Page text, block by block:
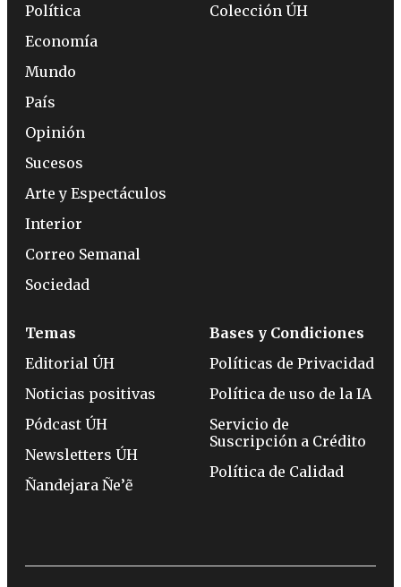
Política
Economía
Mundo
País
Opinión
Sucesos
Arte y Espectáculos
Interior
Correo Semanal
Sociedad
Colección ÚH
Temas
Editorial ÚH
Noticias positivas
Pódcast ÚH
Newsletters ÚH
Ñandejara Ñe’ẽ
Bases y Condiciones
Políticas de Privacidad
Política de uso de la IA
Servicio de
Suscripción a Crédito
Política de Calidad